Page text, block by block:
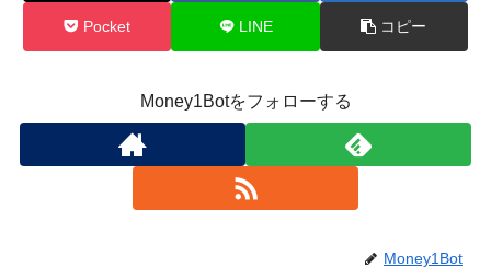
Pocket LINE コピー
Money1Botをフォローする
Money1Bot